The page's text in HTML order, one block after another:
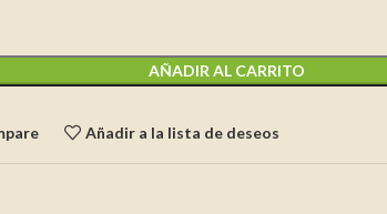
AÑADIR AL CARRITO
Añadir a la lista de deseos